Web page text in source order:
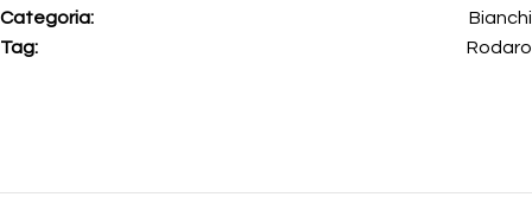
Categoria:
Bianchi
Tag:
Rodaro